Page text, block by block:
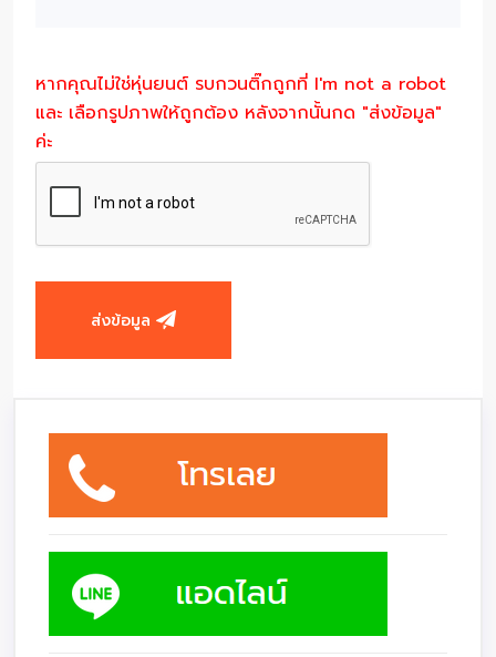
หากคุณไม่ใช่หุ่นยนต์ รบกวนติ๊กถูกที่ I'm not a robot
และ เลือกรูปภาพให้ถูกต้อง หลังจากนั้นกด "ส่งข้อมูล"
ค่ะ
ส่งข้อมูล